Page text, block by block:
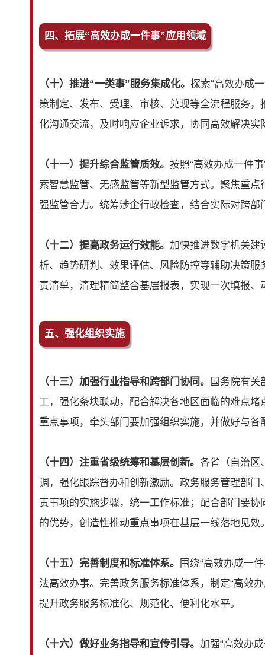
四、拓展“高效办成一件事”应用领域
（十）推进“一类事”服务集成化。 探索“高效办成
策制定、发布、受理、审核、兑现等全流程服务
化沟通交流，及时响应企业诉求，协同高效解决
（十一）提升综合监管质效。 按照“高效办成一件
索智慧监管、无感监管等新型监管方式。聚焦重
强监管合力。统筹涉企行政检查，结合实际对跨
（十二）提高政务运行效能。 加快推进数字机关建
析、趋势研判、效果评估、风险防控等辅助决策服
责清单，清理精简整合基层报表，实现一次填报
五、强化组织实施
（十三）加强行业指导和跨部门协同。
国务院有关
工，强化条块联动，配合解决各地区面临的难点
重点事项，牵头部门要加强组织实施，并做好与
（十四）注重省级统筹和基层创新。 各省（自治区
调，强化跟踪督办和创新激励。政务服务管理部
责事项的实施步骤，统一工作标准；配合部门要
的优势，创造性推动重点事项在基层一线落地见效
（十五）完善制度和标准体系。
围绕“高效办成一
法高效办事。完善政务服务标准体系，制定“高效
提升政务服务标准化、规范化、便利化水平。
（十六）做好业务指导和宣传引导。 加强“高效办